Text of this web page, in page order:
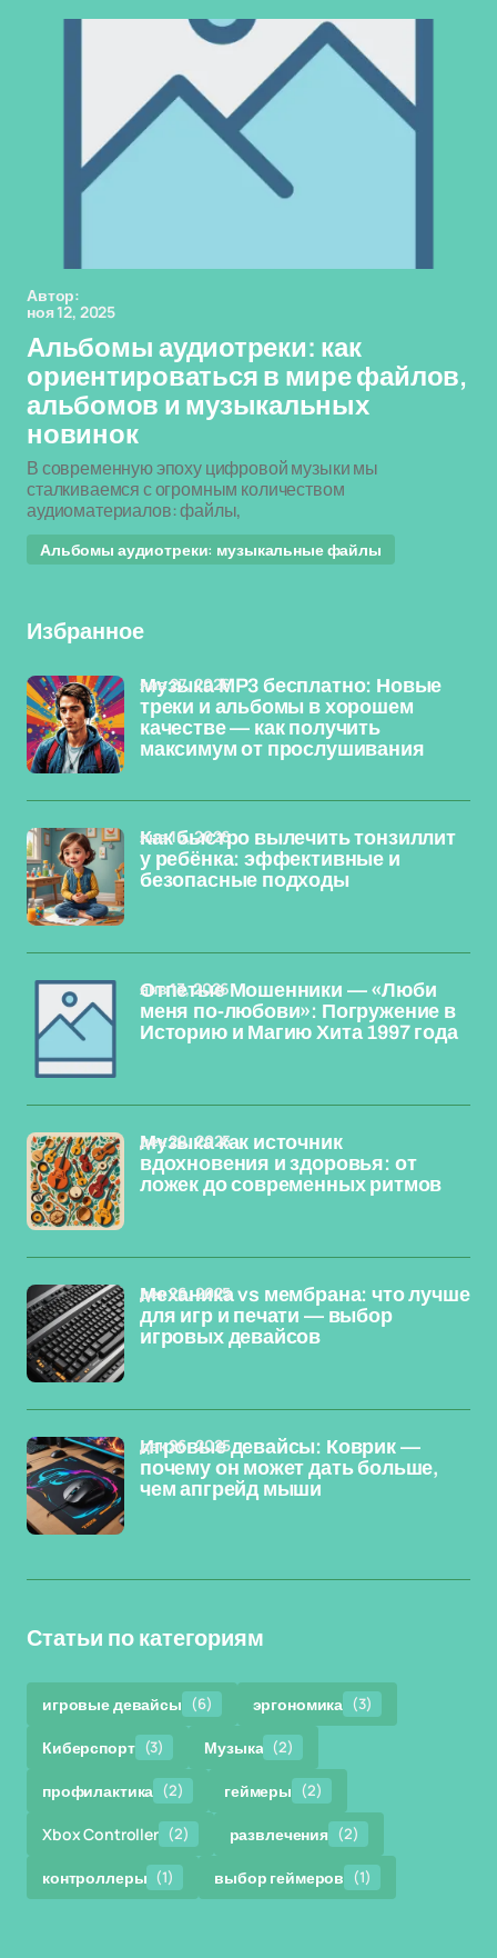
Автор:
ноя 12, 2025
Альбомы аудиотреки: как
ориентироваться в мире файлов,
альбомов и музыкальных
новинок
В современную эпоху цифровой музыки мы
сталкиваемся с огромным количеством
аудиоматериалов: файлы,
Альбомы аудиотреки: музыкальные файлы
Избранное
Музыка MP3 бесплатно: Новые
треки и альбомы в хорошем
качестве — как получить
максимум от прослушивания
янв 27, 2026
Как быстро вылечить тонзиллит
у ребёнка: эффективные и
безопасные подходы
янв 16, 2026
Отпетые Мошенники — «Люби
меня по-любови»: Погружение в
Историю и Магию Хита 1997 года
янв 13, 2026
Музыка как источник
вдохновения и здоровья: от
ложек до современных ритмов
дек 29, 2025
Механика vs мембрана: что лучше
для игр и печати — выбор
игровых девайсов
дек 26, 2025
Игровые девайсы: Коврик —
почему он может дать больше,
чем апгрейд мыши
дек 26, 2025
Статьи по категориям
игровые девайсы (6) эргономика (3)
Киберспорт (3) Музыка (2)
профилактика (2) геймеры (2)
Xbox Controller (2) развлечения (2)
контроллеры (1) выбор геймеров (1)